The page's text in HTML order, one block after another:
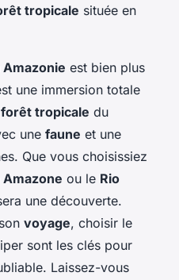
tropicale située en
est bien plus
une immersion totale
forêt tropicale du
une faune et une
Que vous choisissiez
ou le Rio
une découverte.
voyage, choisir le
sont les clés pour
Laissez-vous